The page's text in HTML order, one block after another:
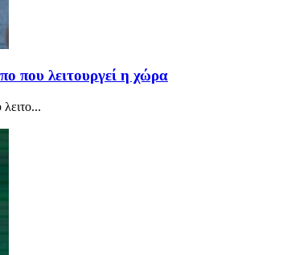
που λειτουργεί η χώρα